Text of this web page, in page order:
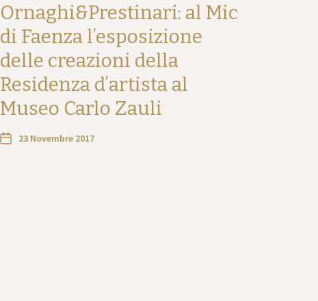
Ornaghi&Prestinari: al Mic
di Faenza l’esposizione
delle creazioni della
Residenza d’artista al
Museo Carlo Zauli
23 Novembre 2017